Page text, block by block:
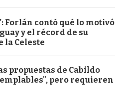
Forlán contó qué lo motivó
y el récord de su
la Celeste
propuestas de Cabildo
pero requieren